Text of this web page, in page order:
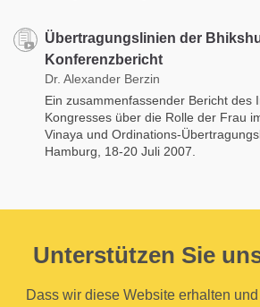
Übertragungslinien der
Konferenzbericht
Dr. Alexander Berzin
Ein zusammenfassender Bericht des
Kongresses über die Rolle der Frau
Vinaya und Ordinations-
Hamburg, 18-20 Juli 2007.
Unterstützen Sie
Dass wir diese Website erhalten